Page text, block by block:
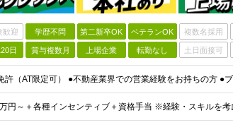
歓迎 学歴不問 第二新卒OK ベテランOK 複数名採用
日 賞与複数月 上場企業 転勤なし 土日面接可